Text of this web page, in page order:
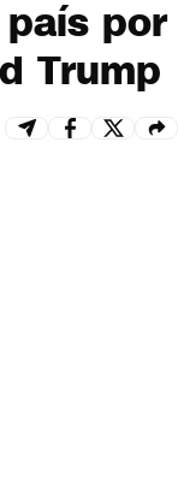
por
Trump